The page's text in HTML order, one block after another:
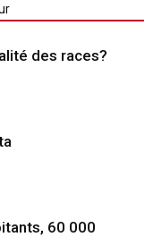
des races?
60 000